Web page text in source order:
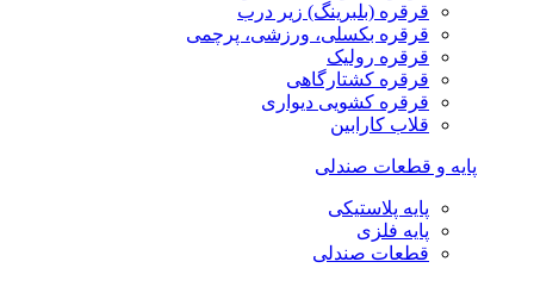
قرقره (بلبرینگ) زیر درب
قرقره بکسلی، ورزشی، پرچمی
قرقره رولیک
قرقره کشتارگاهی
قرقره کشویی دیواری
قلاب کارابین
پایه و قطعات صندلی
پایه پلاستیکی
پایه فلزی
قطعات صندلی